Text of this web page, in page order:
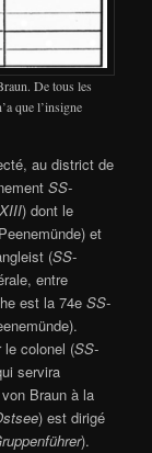
De tous les
que l’insigne
au district de
SS-
) dont le
et
(SS-
entre
est la 74eSS-
le colonel (SS-
servira
Braun à la
) est dirigé
).